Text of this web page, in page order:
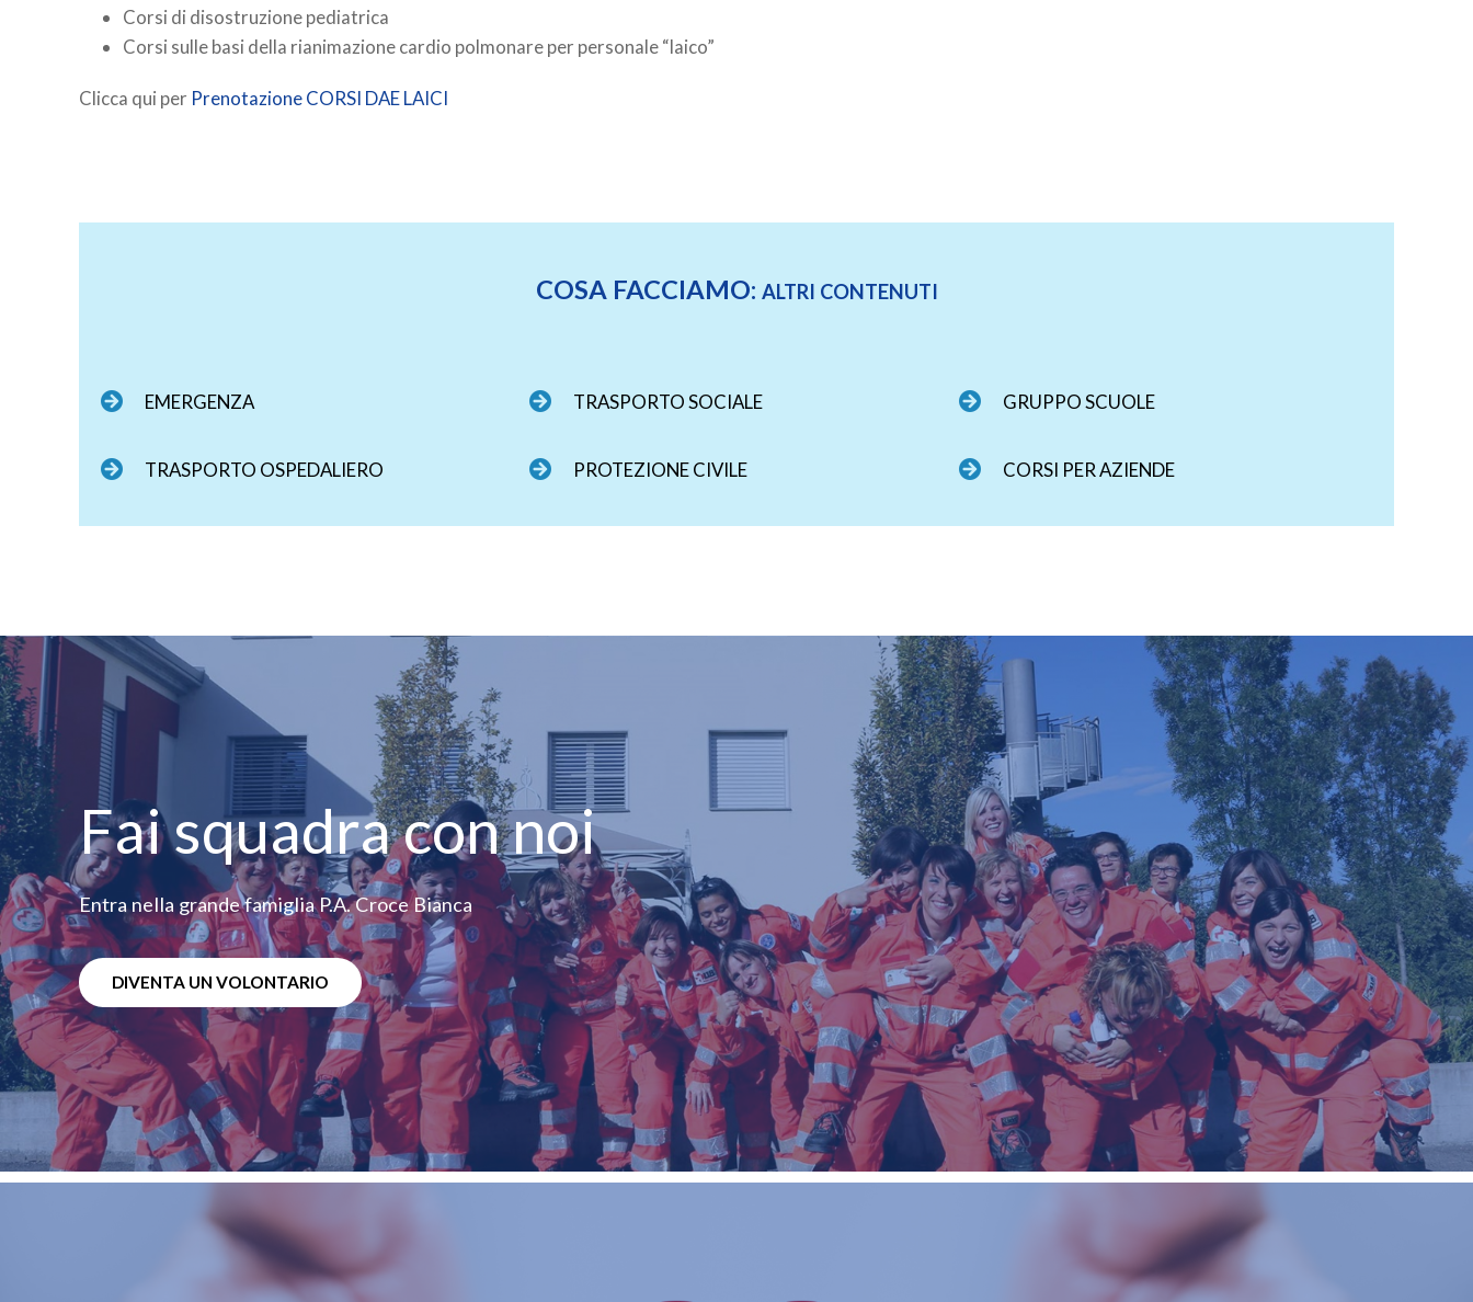
Corsi di disostruzione pediatrica
Corsi sulle basi della rianimazione cardio polmonare per personale “laico”
Clicca qui per Prenotazione CORSI DAE LAICI
COSA FACCIAMO: ALTRI CONTENUTI
EMERGENZA
TRASPORTO OSPEDALIERO
TRASPORTO SOCIALE
PROTEZIONE CIVILE
GRUPPO SCUOLE
CORSI PER AZIENDE
Fai squadra con noi
Entra nella grande famiglia P.A. Croce Bianca
DIVENTA UN VOLONTARIO